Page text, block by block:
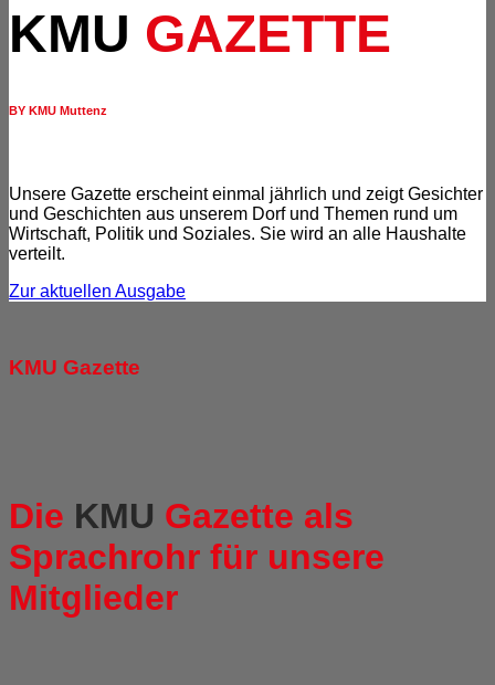
KMU GAZETTE
BY KMU Muttenz
Unsere Gazette erscheint einmal jährlich und zeigt Gesichter
und Geschichten aus unserem Dorf und Themen rund um
Wirtschaft, Politik und Soziales. Sie wird an alle Haushalte
verteilt.
Zur aktuellen Ausgabe
KMU Gazette
Die KMU Gazette als
Sprachrohr für unsere
Mitglieder